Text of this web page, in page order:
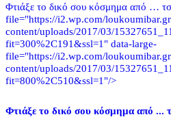
Φτιάξε το δικό σου κόσμημα από …
file="https://i2.wp.com/
content/uploads/2017/03/
fit=300%2C191&ssl=1" data-large-
file="https://i2.wp.com/
content/uploads/2017/03/
fit=800%2C510&ssl=1"/>
Φτιάξε το δικό σου κόσμημα από ...